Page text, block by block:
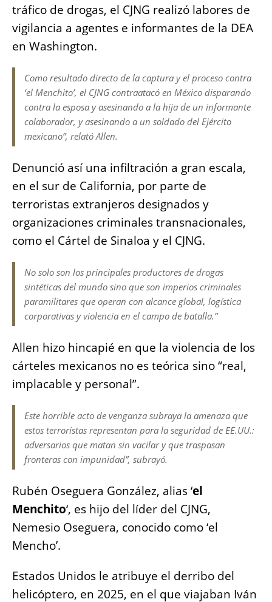
tráfico de drogas, el CJNG realizó labores de
vigilancia a agentes e informantes de la DEA
en Washington.
Como resultado directo de la captura y el proceso contra
‘el Menchito’, el CJNG contraatacó en México disparando
contra la esposa y asesinando a la hija de un informante
colaborador, y asesinando a un soldado del Ejército
mexicano”, relató Allen.
Denunció así una infiltración a gran escala,
en el sur de California, por parte de
terroristas extranjeros designados y
organizaciones criminales transnacionales,
como el Cártel de Sinaloa y el CJNG.
No solo son los principales productores de drogas
sintéticas del mundo sino que son imperios criminales
paramilitares que operan con alcance global, logística
corporativas y violencia en el campo de batalla.”
Allen hizo hincapié en que la violencia de los
cárteles mexicanos no es teórica sino “real,
implacable y personal”.
Este horrible acto de venganza subraya la amenaza que
estos terroristas representan para la seguridad de EE.UU.:
adversarios que matan sin vacilar y que traspasan
fronteras con impunidad”, subrayó.
Rubén Oseguera González, alias ‘el
Menchito‘, es hijo del líder del CJNG,
Nemesio Oseguera, conocido como ‘el
Mencho’.
Estados Unidos le atribuye el derribo del
helicóptero, en 2025, en el que viajaban Iván